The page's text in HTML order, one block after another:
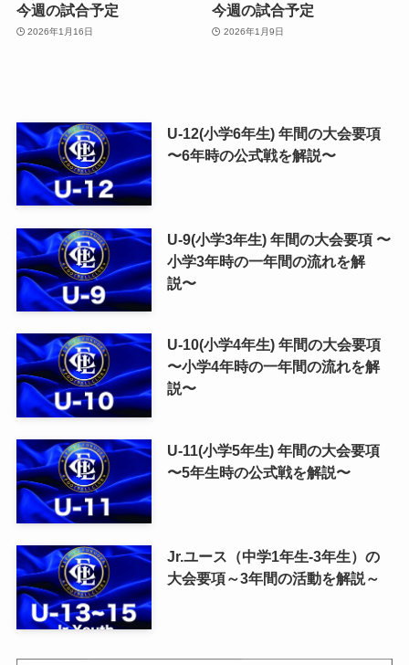
今週の試合予定
2026年1月16日
今週の試合予定
2026年1月9日
U-12(小学6年生) 年間の大会要項
〜6年時の公式戦を解説〜
U-9(小学3年生) 年間の大会要項 〜
小学3年時の一年間の流れを解
説〜
U-10(小学4年生) 年間の大会要項
〜小学4年時の一年間の流れを解
説〜
U-11(小学5年生) 年間の大会要項
〜5年生時の公式戦を解説〜
Jr.ユース（中学1年生-3年生）の
大会要項～3年間の活動を解説～